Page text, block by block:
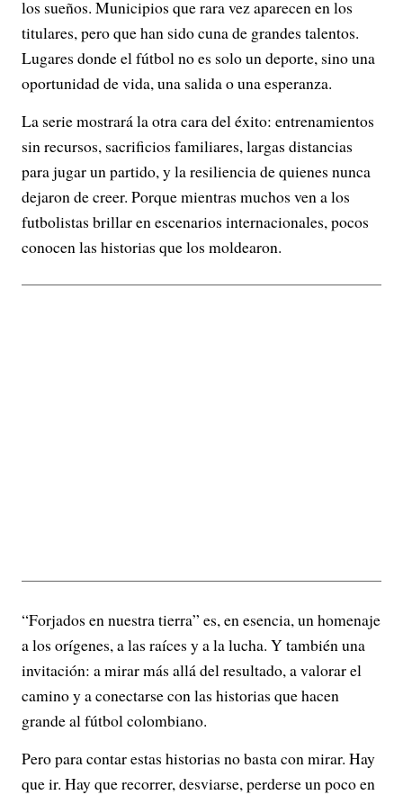
los sueños. Municipios que rara vez aparecen en los
titulares, pero que han sido cuna de grandes talentos.
Lugares donde el fútbol no es solo un deporte, sino una
oportunidad de vida, una salida o una esperanza.
La serie mostrará la otra cara del éxito: entrenamientos
sin recursos, sacrificios familiares, largas distancias
para jugar un partido, y la resiliencia de quienes nunca
dejaron de creer. Porque mientras muchos ven a los
futbolistas brillar en escenarios internacionales, pocos
conocen las historias que los moldearon.
“Forjados en nuestra tierra” es, en esencia, un homenaje
a los orígenes, a las raíces y a la lucha. Y también una
invitación: a mirar más allá del resultado, a valorar el
camino y a conectarse con las historias que hacen
grande al fútbol colombiano.
Pero para contar estas historias no basta con mirar. Hay
que ir. Hay que recorrer, desviarse, perderse un poco en